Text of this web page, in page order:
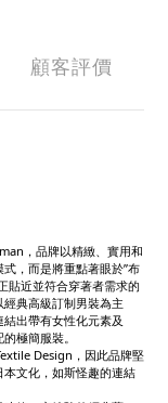
顧客評價
，品牌以精緻、實用和
，而是將重點著眼於”布
貼近並符合穿著者需求的
典高級訂制男裝為主
出帶有女性化元素及
極簡服裝。
Design，因此品牌堅
文化，如斯怪趣的連結